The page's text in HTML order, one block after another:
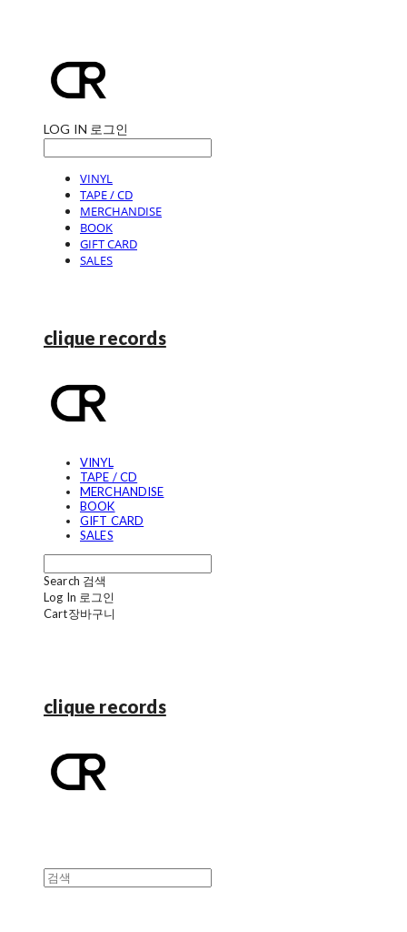
LOG IN 로그인
VINYL
TAPE / CD
MERCHANDISE
BOOK
GIFT CARD
SALES
clique records
VINYL
TAPE / CD
MERCHANDISE
BOOK
GIFT CARD
SALES
Search 검색
Log In 로그인
Cart장바구니
clique records